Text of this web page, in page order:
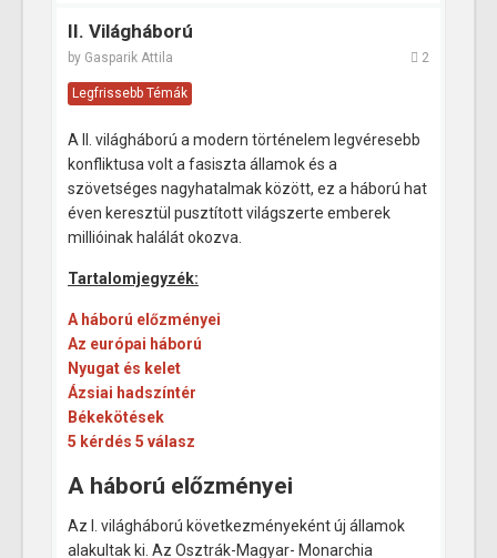
II. Világháború
by Gasparik Attila 2
Legfrissebb Témák
A II. világháború a modern történelem legvéresebb
konfliktusa volt a fasiszta államok és a
szövetséges nagyhatalmak között, ez a háború hat
éven keresztül pusztított világszerte emberek
millióinak halálát okozva.
Tartalomjegyzék:
A háború előzményei
Az európai háború
Nyugat és kelet
Ázsiai hadszíntér
Békekötések
5 kérdés 5 válasz
A háború előzményei
Az I. világháború következményeként új államok
alakultak ki. Az Osztrák-Magyar- Monarchia